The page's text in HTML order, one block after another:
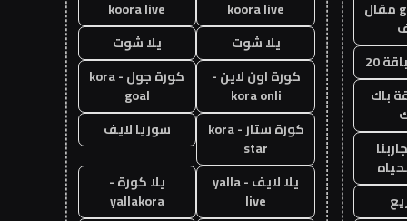
guest post مقال
20
باك
koora live
koora live
يلا شوت
يلا شوت
كورة اون لاين -
kora onli
كورة جول - kora
goal
كورة ستار - kora
star
سوريا لايف
يلا لايف - yalla
live
يلا كورة -
yallakora